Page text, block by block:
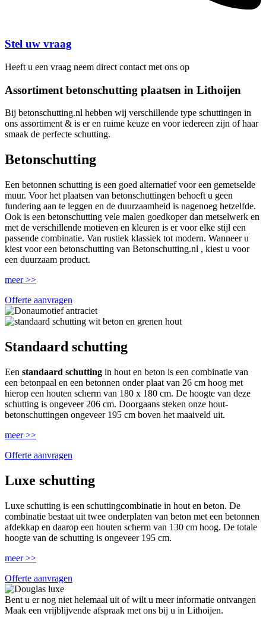
Stel uw vraag
Heeft u een vraag neem direct contact met ons op
Assortiment betonschutting plaatsen in Lithoijen
Bij betonschutting.nl hebben wij verschillende type schuttingen in
ons assortiment & is er en ruime keuze en voor iedereen zijn of haar
smaak de perfecte schutting.
Betonschutting
Een betonnen schutting is een goed alternatief voor een gemetselde
muur. Voor het plaatsen van betonschuttingen behoeft u geen
fundering aan te leggen en de duurzaamheid is nagenoeg hetzelfde.
Ook is een betonschutting vele malen goedkoper dan metselwerk en
met de verschillende motieven en kleuren is er voor elke stijl een
passende combinatie. Van rustiek klassiek tot modern. Wanneer u
kiest voor een betonschutting van Betonschutting.nl , kiest u voor
een duurzaam product.
meer >>
Offerte aanvragen
Standaard schutting
Een standaard schutting in hout en beton is een combinatie van
een betonpaal en een betonnen onder plaat van 26 cm hoog met
hierop een houten scherm van 180 x 180 cm. De hoogte van deze
schutting is ongeveer 206 cm. Doorgaans steken onze hout-
betonschuttingen ongeveer 195 cm boven het maaiveld uit.
meer >>
Offerte aanvragen
Luxe schutting
Luxe schutting is een schuttingcombinatie in hout en beton. De
combinatie bestaat uit twee onderplaten van beton met een betonnen
afdekkap en daarop een houten scherm van 130 cm hoog. De totale
hoogte van de schutting is ongeveer 195 cm.
meer >>
Offerte aanvragen
Bent u er nog niet helemaal uit of wilt u meer informatie ontvangen
Maak een vrijblijvende afspraak met ons bij u in Lithoijen.